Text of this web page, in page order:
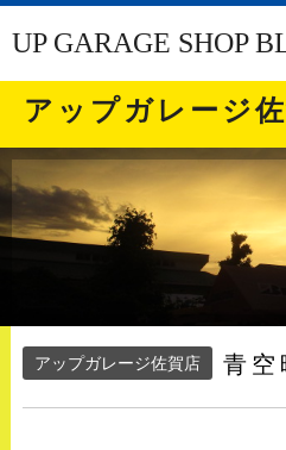
UP GARAGE SHOP
アップガレージ
アップガレージ佐賀店 青空